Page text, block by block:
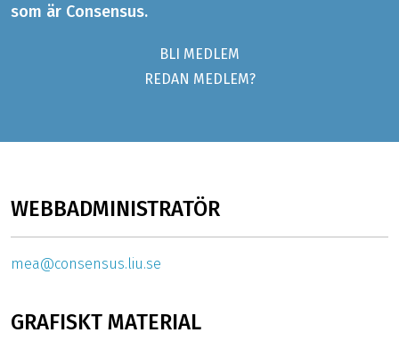
som är Consensus.
BLI MEDLEM
REDAN MEDLEM?
WEBBADMINISTRATÖR
mea@consensus.liu.se
GRAFISKT MATERIAL